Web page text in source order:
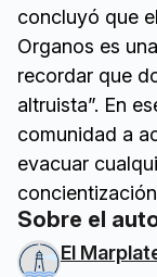
concluyó que
Organos es
recordar que
altruista”. En
comunidad a
evacuar
Sobre el
El